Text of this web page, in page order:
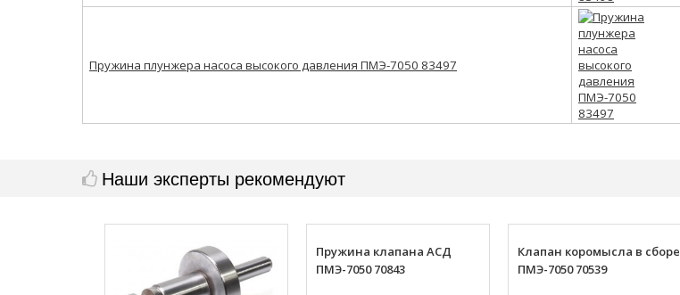
Пружина плунжера насоса высокого давления ПМЭ-7050 83497
Наши эксперты рекомендуют
Пружина клапана АСД
ПМЭ-7050 70843
Клапан коромысла в сборе
ПМЭ-7050 70539